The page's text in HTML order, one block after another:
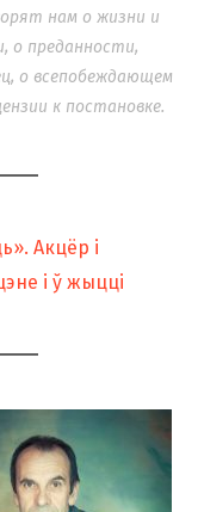
нам о жизни и
о преданности,
о всепобеждающем
к постановке.
Акцёр і
і ў жыцці